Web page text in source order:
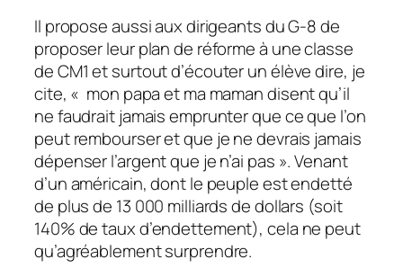
Il propose aussi aux dirigeants du G-8 de
proposer leur plan de réforme à une classe
de CM1 et surtout d’écouter un élève dire, je
cite, « mon papa et ma maman disent qu’il
ne faudrait jamais emprunter que ce que l’on
peut rembourser et que je ne devrais jamais
dépenser l’argent que je n’ai pas ». Venant
d’un américain, dont le peuple est endetté
de plus de 13 000 milliards de dollars (soit
140% de taux d’endettement), cela ne peut
qu’agréablement surprendre.